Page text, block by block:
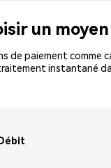
un
de paiement comme
instantané